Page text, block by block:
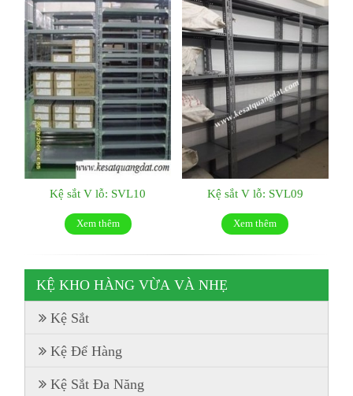
Kệ sắt V lỗ: SVL10
Xem thêm
Kệ sắt V lỗ: SVL09
Xem thêm
KỆ KHO HÀNG VỪA VÀ NHẸ
Kệ Sắt
Kệ Để Hàng
Kệ Sắt Đa Năng